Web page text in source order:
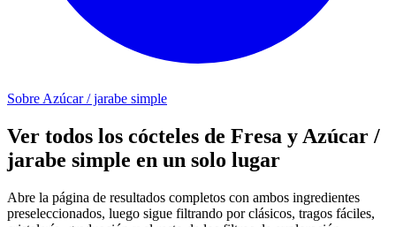
Sobre Azúcar / jarabe simple
Ver todos los cócteles de Fresa y Azúcar /
jarabe simple en un solo lugar
Abre la página de resultados completos con ambos ingredientes
preseleccionados, luego sigue filtrando por clásicos, tragos fáciles,